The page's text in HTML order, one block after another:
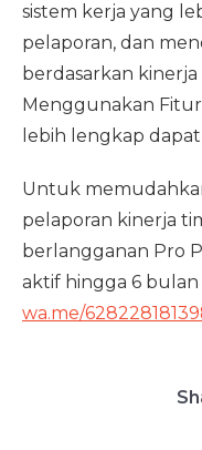
sistem kerja yang
pelaporan, dan
berdasarkan kinerja
Menggunakan Fitur
lebih lengkap
Untuk
pelaporan kinerja
berlangganan Pro
aktif hingga 6
wa.me/